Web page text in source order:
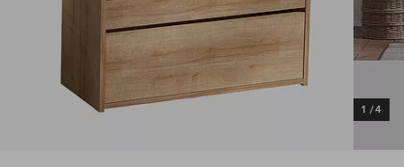
1 /4